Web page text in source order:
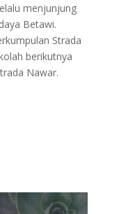
menjunjung
Betawi.
Strada
berikutnya
Nawar.